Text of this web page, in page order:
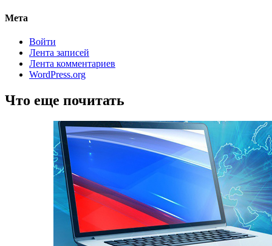
Мета
Войти
Лента записей
Лента комментариев
WordPress.org
Что еще почитать